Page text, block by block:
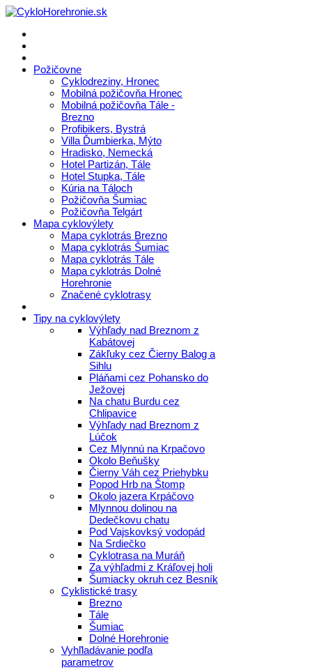
Požičovne
Cyklodreziny, Hronec
Mobilná požičovňa Hronec
Mobilná požičovňa Tále -
Brezno
Profibikers, Bystrá
Villa Ďumbierka, Mýto
Hradisko, Nemecká
Hotel Partizán, Tále
Hotel Stupka, Tále
Kúria na Táloch
Požičovňa Šumiac
Požičovňa Telgárt
Mapa cyklovýlety
Mapa cyklotrás Brezno
Mapa cyklotrás Šumiac
Mapa cyklotrás Tále
Mapa cyklotrás Dolné
Horehronie
Značené cyklotrasy
Tipy na cyklovýlety
Výhľady nad Breznom z
Kabátovej
Zákľuky cez Čierny Balog a
Sihlu
Pláňami cez Pohansko do
Ježovej
Na chatu Burdu cez
Chlipavice
Výhľady nad Breznom z
Lúčok
Cez Mlynnú na Krpačovo
Okolo Beňušky
Čierny Váh cez Priehybku
Popod Hrb na Štomp
Okolo jazera Krpáčovo
Mlynnou dolinou na
Dedečkovu chatu
Pod Vajskovksý vodopád
Na Srdiečko
Cyklotrasa na Muráň
Za výhľadmi z Kráľovej holi
Šumiacky okruh cez Besník
Cyklistické trasy
Brezno
Tále
Šumiac
Dolné Horehronie
Vyhľladávanie podľa
parametrov